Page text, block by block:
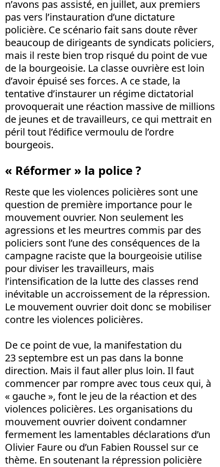
n’avons pas assisté, en juillet, aux premiers
pas vers l’instauration d’une dictature
policière. Ce scénario fait sans doute rêver
beaucoup de dirigeants de syndicats policiers,
mais il reste bien trop risqué du point de vue
de la bourgeoisie. La classe ouvrière est loin
d’avoir épuisé ses forces. A ce stade, la
tentative d’instaurer un régime dictatorial
provoquerait une réaction massive de millions
de jeunes et de travailleurs, ce qui mettrait en
péril tout l’édifice vermoulu de l’ordre
bourgeois.
« Réformer » la police ?
Reste que les violences policières sont une
question de première importance pour le
mouvement ouvrier. Non seulement les
agressions et les meurtres commis par des
policiers sont l’une des conséquences de la
campagne raciste que la bourgeoisie utilise
pour diviser les travailleurs, mais
l’intensification de la lutte des classes rend
inévitable un accroissement de la répression.
Le mouvement ouvrier doit donc se mobiliser
contre les violences policières.
De ce point de vue, la manifestation du
23 septembre est un pas dans la bonne
direction. Mais il faut aller plus loin. Il faut
commencer par rompre avec tous ceux qui, à
« gauche », font le jeu de la réaction et des
violences policières. Les organisations du
mouvement ouvrier doivent condamner
fermement les lamentables déclarations d’un
Olivier Faure ou d’un Fabien Roussel sur ce
thème. En soutenant la répression policière